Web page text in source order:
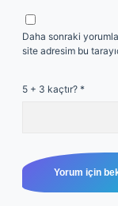
Daha sonraki
site adresim bu
5 + 3 kaçtır? *